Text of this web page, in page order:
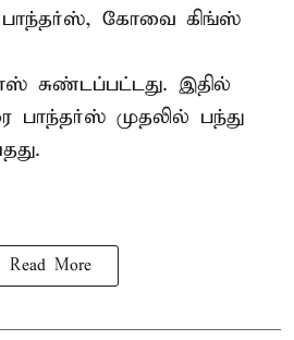
பாந்தர்ஸ், கோவை கிங்ஸ்
சுண்டப்பட்டது. இதில்
முதலில் பந்து
Read More